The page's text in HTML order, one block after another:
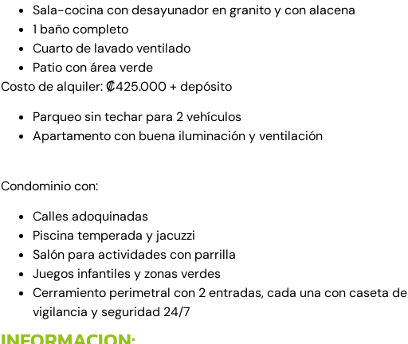
Sala-cocina con desayunador en granito y con alacena
1 baño completo
Cuarto de lavado ventilado
Patio con área verde
Costo de alquiler: ₡425.000 + depósito
Parqueo sin techar para 2 vehículos
Apartamento con buena iluminación y ventilación
Condominio con:
Calles adoquinadas
Piscina temperada y jacuzzi
Salón para actividades con parrilla
Juegos infantiles y zonas verdes
Cerramiento perimetral con 2 entradas, cada una con caseta de
vigilancia y seguridad 24/7